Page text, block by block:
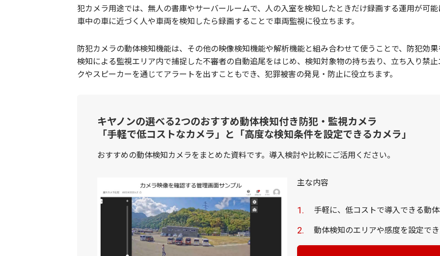
犯カメラ用途では、無人の書庫やサーバールームで、人の入室を検知したときだけ録画する運用が可
車中の車に近づく人や車両を検知したら録画することで車両監視に役立ちます。
防犯カメラの動体検知機能は、その他の映像検知機能や解析機能と組み合わせて使うことで、防犯効
検知による監視エリア内で捕捉した不審者の自動追尾をはじめ、検知対象物の持ち去り、立ち入り禁
クやスピーカーを通じてアラートを出すこともでき、犯罪被害の発見・防止に役立ちます。
キヤノンの選べる2つのおすすめ動体検知付き防犯・監視カメラ
「手軽で低コストなカメラ」と「高度な検知条件を設定できるカメラ」
おすすめの動体検知カメラをまとめた資料です。導入検討や比較にご活用ください。
主な内容
手軽に、低コストで導入できる動
動体検知のエリアや感度を設定で